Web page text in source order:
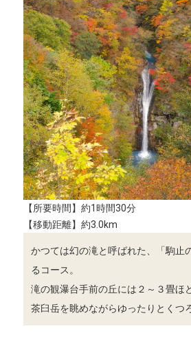
【所要時間】約1時間30分
【移動距離】約3.0km
かつては幻の滝と呼ばれた、「駒止
るコース。
滝の観瀑台手前の丘には２～３畳ほ
茶臼岳を眺めながらゆったりとくつ